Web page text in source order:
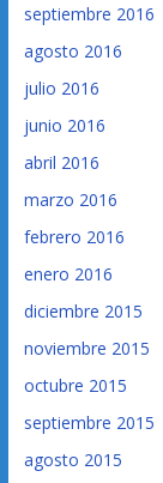
septiembre 2016
agosto 2016
julio 2016
junio 2016
abril 2016
marzo 2016
febrero 2016
enero 2016
diciembre 2015
noviembre 2015
octubre 2015
septiembre 2015
agosto 2015